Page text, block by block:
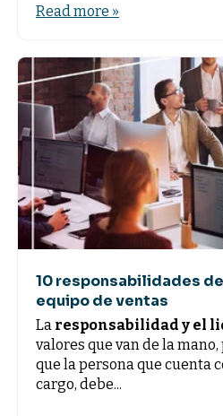
Read more »
10 responsabilidades
equipo de ventas
La responsabilidad y el
valores que van de la
que la persona que cuenta
cargo, debe...